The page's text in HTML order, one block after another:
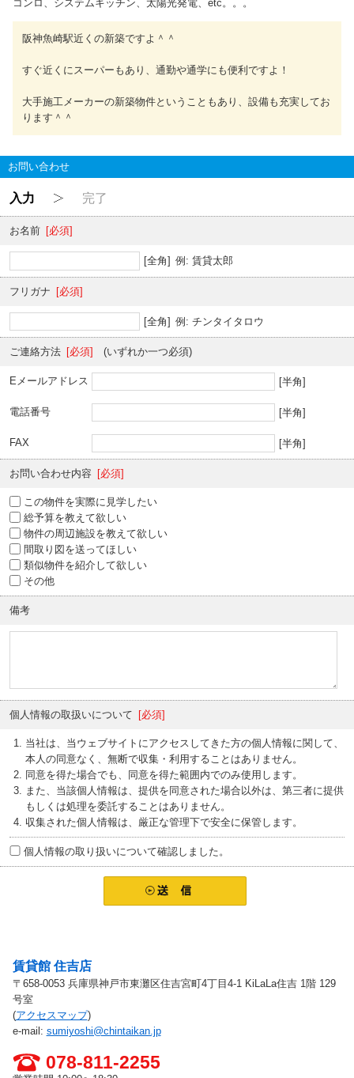
コンロ、システムキッチン、太陽光発電、etc。。。
阪神魚崎駅近くの新築ですよ＾＾
すぐ近くにスーパーもあり、通勤や通学にも便利ですよ！
大手施工メーカーの新築物件ということもあり、設備も充実してお
ります＾＾
お問い合わせ
入力 完了
お名前 [必須]
[全角] 例: 賃貸太郎
フリガナ [必須]
[全角] 例: チンタイタロウ
ご連絡方法 [必須] (いずれか一つ必須)
Eメールアドレス [半角]
電話番号 [半角]
FAX [半角]
お問い合わせ内容 [必須]
この物件を実際に見学したい
総予算を教えて欲しい
物件の周辺施設を教えて欲しい
間取り図を送ってほしい
類似物件を紹介して欲しい
その他
備考
個人情報の取扱いについて [必須]
当社は、当ウェブサイトにアクセスしてきた方の個人情報に関して、
本人の同意なく、無断で収集・利用することはありません。
同意を得た場合でも、同意を得た範囲内でのみ使用します。
また、当該個人情報は、提供を同意された場合以外は、第三者に提供
もしくは処理を委託することはありません。
収集された個人情報は、厳正な管理下で安全に保管します。
個人情報の取り扱いについて確認しました。
賃貸館 住吉店
〒658-0053 兵庫県神戸市東灘区住吉宮町4丁目4-1 KiLaLa住吉 1階 129
号室
(アクセスマップ)
e-mail: sumiyoshi@chintaikan.jp
078-811-2255